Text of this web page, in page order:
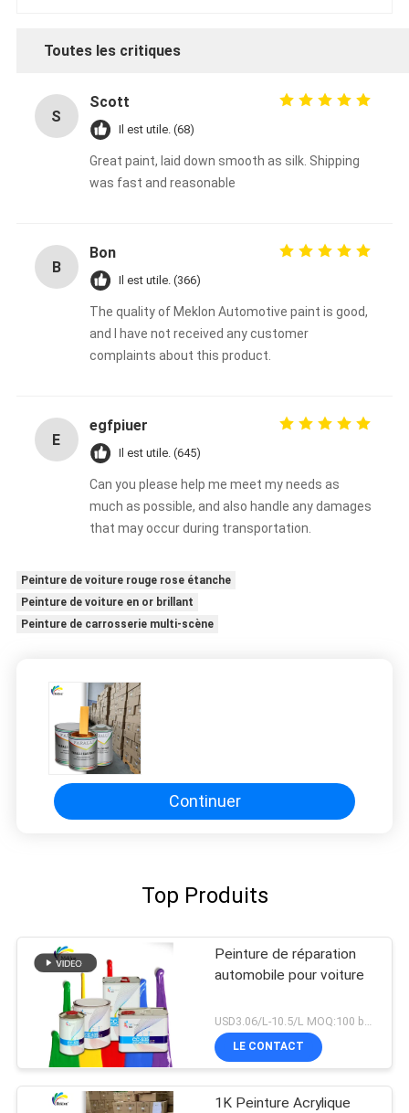
Toutes les critiques
S
Scott
Il est utile. (68)
Great paint, laid down smooth as silk. Shipping
was fast and reasonable
B
Bon
Il est utile. (366)
The quality of Meklon Automotive paint is good,
and I have not received any customer
complaints about this product.
E
egfpiuer
Il est utile. (645)
Can you please help me meet my needs as
much as possible, and also handle any damages
that may occur during transportation.
Peinture de voiture rouge rose étanche
Peinture de voiture en or brillant
Peinture de carrosserie multi-scène
Continuer
Top Produits
Peinture de réparation
automobile pour voiture
USD3.06/L-10.5/L MOQ:100 boîtes
LE CONTACT
1K Peinture Acrylique